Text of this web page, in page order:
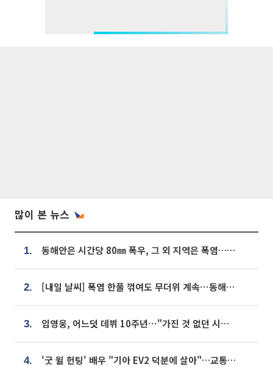
많이 본 뉴스
1. 동해안은 시간당 80㎜ 폭우, 그 외 지역은 폭염…‘극과 극 날씨’
2. [내일 날씨] 폭염 한풀 꺾여도 무더위 계속⋯동해안 이틀 연속 비
3. 임영웅, 어느덧 데뷔 10주년⋯"가진 것 없던 시절, 내 앞엔 20명의 팬뿐"
4. '굿 윌 헌팅' 배우 "기아 EV2 덕분에 살아"…교통사고 후 안전성 극찬